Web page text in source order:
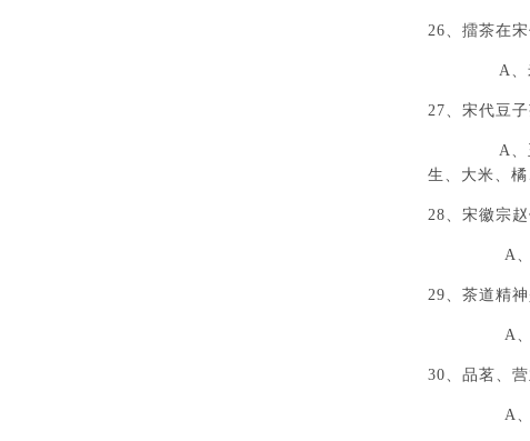
26、擂茶在
A、
27、宋代豆
A、玉
生、大米、
28、宋徽宗
A、《
29、茶道精
A、
30、品茗、
A、